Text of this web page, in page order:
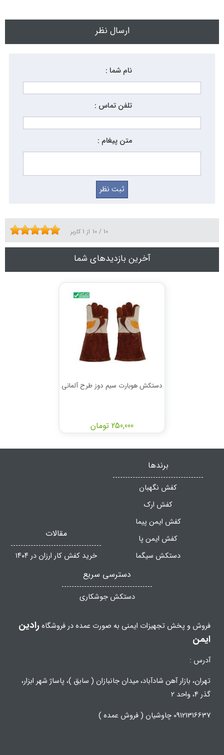
ارسال نظر
نام شما :
تلفن تماس :
متن پیغام :
10 / 10 از 1 کاربر
آخرین بازدیدهای شما
دستکش هوبارت سیم دوز طرح آلمانی
250,000 تومان
برندها
کفش نگهبان
کفش ارک
کفش ایمن پیما
کفش ایمن پا
دستکش سیگما
مقالات
خرید کفش کار ارزان در ۱۴۰۴
دسترسی سریع
دستکش جوشکاری
فروش و پخش تجهیزات ایمنی به صورت عمده در فروشگاهرادین
ایمن
آدرس :
تهران، بازار آهن شادآباد، میدان جانبازان ( سابق )، پاساژ شهر ابزار،
گذر 4، واحد 2
09121316637 چاوشیان ( فروش عمده )